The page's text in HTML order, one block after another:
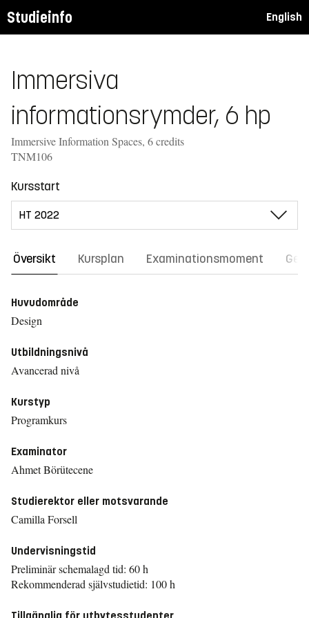
Studieinfo English
Immersiva
informationsrymder, 6 hp
Immersive Information Spaces, 6 credits
TNM106
Kursstart
Översikt Kursplan Examinationsmoment
Huvudområde
Design
Utbildningsnivå
Avancerad nivå
Kurstyp
Programkurs
Examinator
Ahmet Börütecene
Studierektor eller motsvarande
Camilla Forsell
Undervisningstid
Preliminär schemalagd tid: 60 h
Rekommenderad självstudietid: 100 h